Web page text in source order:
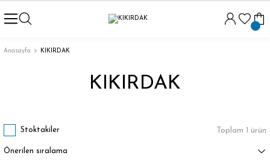
Anasayfa KIKIRDAK
KIKIRDAK
Stoktakiler Toplam 1 ürün